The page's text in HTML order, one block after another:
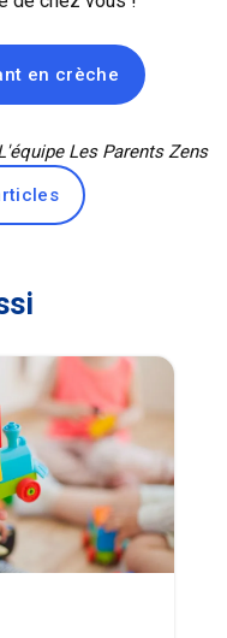
en crèche
Les Parents Zens